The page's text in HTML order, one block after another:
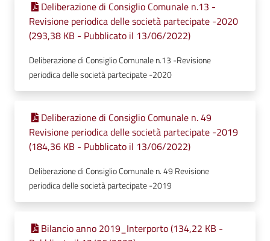
Deliberazione di Consiglio Comunale n.13 -
Revisione periodica delle società partecipate -2020
(293,38 KB - Pubblicato il 13/06/2022)
Deliberazione di Consiglio Comunale n.13 -Revisione
periodica delle società partecipate -2020
Deliberazione di Consiglio Comunale n. 49
Revisione periodica delle società partecipate -2019
(184,36 KB - Pubblicato il 13/06/2022)
Deliberazione di Consiglio Comunale n. 49 Revisione
periodica delle società partecipate -2019
Bilancio anno 2019_Interporto (134,22 KB -